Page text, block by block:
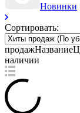
Новинки
Сортировать:
продажНазвание
наличии